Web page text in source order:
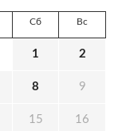
Сб Вс
1 2
8 9
15 16